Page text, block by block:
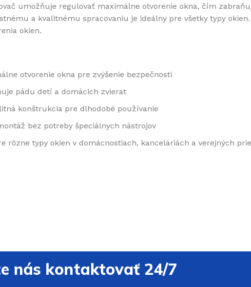
umožňuje regulovať maximálne otvorenie okna, čím
a kvalitnému spracovaniu je ideálny pre všetky typy
okien.
otvorenie okna pre zvýšenie bezpečnosti
pádu detí a domácich zvierat
konštrukcia pre dlhodobé používanie
bez potreby špeciálnych nástrojov
rôzne typy okien v domácnostiach, kanceláriách a verejných
nás kontaktovať 24/7